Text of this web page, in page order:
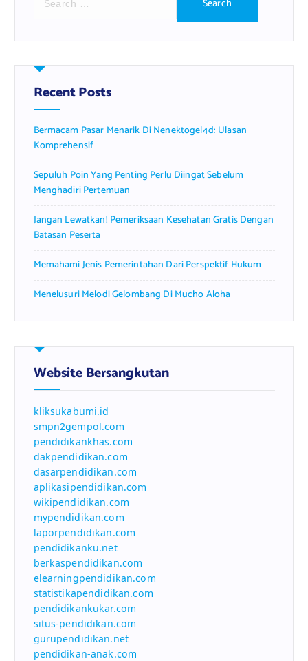
r
h
f
o
:
Recent Posts
Bermacam Pasar Menarik Di Nenektogel4d: Ulasan
Komprehensif
Sepuluh Poin Yang Penting Perlu Diingat Sebelum
Menghadiri Pertemuan
Jangan Lewatkan! Pemeriksaan Kesehatan Gratis Dengan
Batasan Peserta
Memahami Jenis Pemerintahan Dari Perspektif Hukum
Menelusuri Melodi Gelombang Di Mucho Aloha
Website Bersangkutan
kliksukabumi.id
smpn2gempol.com
pendidikankhas.com
dakpendidikan.com
dasarpendidikan.com
aplikasipendidikan.com
wikipendidikan.com
mypendidikan.com
laporpendidikan.com
pendidikanku.net
berkaspendidikan.com
elearningpendidikan.com
statistikapendidikan.com
pendidikankukar.com
situs-pendidikan.com
gurupendidikan.net
pendidikan-anak.com